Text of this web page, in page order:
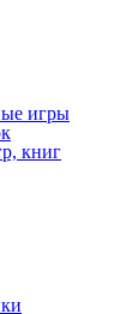
игры
книг